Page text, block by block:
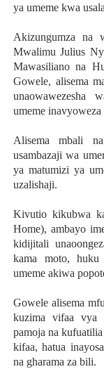
ya umeme kwa
Akizungumza na
Mwalimu Julius
Mawasiliano na
Gowele, alisema
unaowawezesha
umeme
Alisema mbali
usambazaji wa
ya matumizi ya
uzalishaji.
Kivutio kikubwa
Home), ambayo
kidijitali
kama moto,
umeme akiwa
Gowele alisema
kuzima vifaa vya
pamoja na
kifaa, hatua
na gharama za bili.